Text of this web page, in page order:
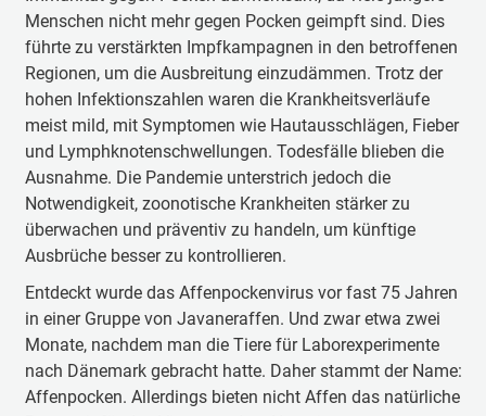
Menschen nicht mehr gegen Pocken geimpft sind. Dies
führte zu verstärkten Impfkampagnen in den betroffenen
Regionen, um die Ausbreitung einzudämmen. Trotz der
hohen Infektionszahlen waren die Krankheitsverläufe
meist mild, mit Symptomen wie Hautausschlägen, Fieber
und Lymphknotenschwellungen. Todesfälle blieben die
Ausnahme. Die Pandemie unterstrich jedoch die
Notwendigkeit, zoonotische Krankheiten stärker zu
überwachen und präventiv zu handeln, um künftige
Ausbrüche besser zu kontrollieren.
Entdeckt wurde das Affenpockenvirus vor fast 75 Jahren
in einer Gruppe von Javaneraffen. Und zwar etwa zwei
Monate, nachdem man die Tiere für Laborexperimente
nach Dänemark gebracht hatte. Daher stammt der Name:
Affenpocken. Allerdings bieten nicht Affen das natürliche